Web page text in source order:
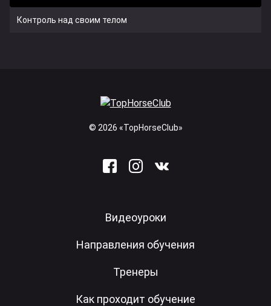
Контроль над своим телом
Видеоуроки
Направления обучения
Тренеры
Как проходит обучение
© 2026 «TopHorseClub»